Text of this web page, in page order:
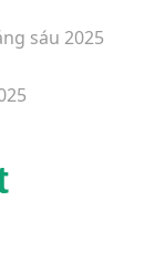
sáu 2025